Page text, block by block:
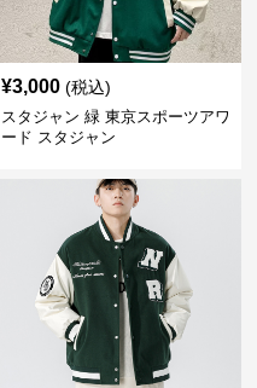
¥3,000 (税込)
スタジャン 緑 東京スポーツアワ
ード スタジャン